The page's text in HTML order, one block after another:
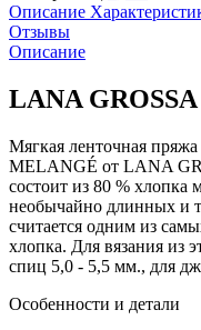
Описание
Отзывы
Описание
LANA
Мягкая ленточная
MELANGÉ от LANA
состоит из 80 % хлопка
необычайно длинных и
считается одним из
хлопка. Для вязания из
спиц 5,0 - 5,5 мм., для
Особенности и детали